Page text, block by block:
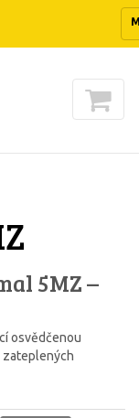
5MZ –
osvědčenou
zateplených